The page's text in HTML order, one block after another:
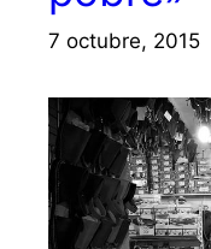
7 octubre, 2015